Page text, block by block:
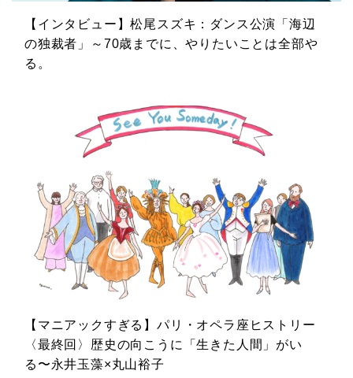
【インタビュー】松尾スズキ：ダンス公演「海辺
の独裁者」～70歳までに、やりたいことは全部や
る。
【マニアックすぎる】パリ・オペラ座ヒストリー
〈最終回〉歴史の向こうに「生きた人間」がい
る〜永井玉藻×丸山裕子